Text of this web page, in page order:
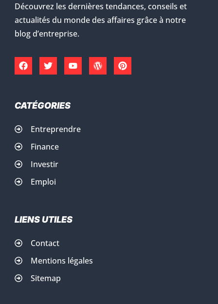
Découvrez les dernières tendances, conseils et
actualités du monde des affaires grâce à notre
blog d’entreprise.
CATÉGORIES
Entreprendre
Finance
Investir
Emploi
LIENS UTILES
Contact
Mentions légales
Sitemap